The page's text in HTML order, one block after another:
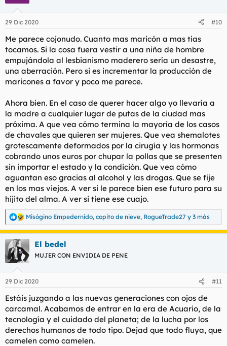
e
:
29 Dic 2020 #10
Me parece cojonudo. Cuanto mas maricón a mas tias
tocamos. Si la cosa fuera vestir a una niña de hombre
empujándola al lesbianismo maderero sería un desastre,
una aberración. Pero si es incrementar la producción de
maricones a favor y poco me parece.
Ahora bien. En el caso de querer hacer algo yo llevaría a
la madre a cualquier lugar de putas de la ciudad mas
próxima. A que vea cómo termina la mayoría de los casos
de chavales que quieren ser mujeres. Que vea shemalotes
grotescamente deformados por la cirugía y las hormonas
cobrando unos euros por chupar la pollas que se presenten
sin importar el estado y la condición. Que vea cómo
aguantan eso gracias al alcohol y las drogas. Que se fije
en los mas viejos. A ver si le parece bien ese futuro para su
hijito del alma. A ver si tiene ese cuajo.
R
e
a
c
c
i
e
:
Misógino Empedernido, copito de nieve, RogueTrade27 y 3 más
El bedel
MUJER CON ENVIDIA DE PENE
29 Dic 2020 #11
Estáis juzgando a las nuevas generaciones con ojos de
carcamal. Acabamos de entrar en la era de Acuario, de la
tecnología y el cuidado del planeta; de la lucha por los
derechos humanos de todo tipo. Dejad que todo fluya, que
camelen como camelen.